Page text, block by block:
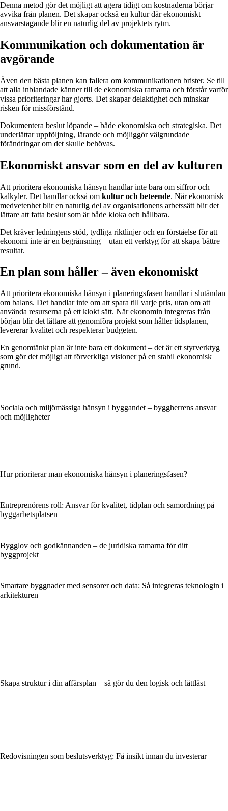
Denna metod gör det möjligt att agera tidigt om kostnaderna börjar
avvika från planen. Det skapar också en kultur där ekonomiskt
ansvarstagande blir en naturlig del av projektets rytm.
Kommunikation och dokumentation är
avgörande
Även den bästa planen kan fallera om kommunikationen brister. Se till
att alla inblandade känner till de ekonomiska ramarna och förstår varför
vissa prioriteringar har gjorts. Det skapar delaktighet och minskar
risken för missförstånd.
Dokumentera beslut löpande – både ekonomiska och strategiska. Det
underlättar uppföljning, lärande och möjliggör välgrundade
förändringar om det skulle behövas.
Ekonomiskt ansvar som en del av kulturen
Att prioritera ekonomiska hänsyn handlar inte bara om siffror och
kalkyler. Det handlar också om kultur och beteende. När ekonomisk
medvetenhet blir en naturlig del av organisationens arbetssätt blir det
lättare att fatta beslut som är både kloka och hållbara.
Det kräver ledningens stöd, tydliga riktlinjer och en förståelse för att
ekonomi inte är en begränsning – utan ett verktyg för att skapa bättre
resultat.
En plan som håller – även ekonomiskt
Att prioritera ekonomiska hänsyn i planeringsfasen handlar i slutändan
om balans. Det handlar inte om att spara till varje pris, utan om att
använda resurserna på ett klokt sätt. När ekonomin integreras från
början blir det lättare att genomföra projekt som håller tidsplanen,
levererar kvalitet och respekterar budgeten.
En genomtänkt plan är inte bara ett dokument – det är ett styrverktyg
som gör det möjligt att förverkliga visioner på en stabil ekonomisk
grund.
Sociala och miljömässiga hänsyn i byggandet – byggherrens ansvar
och möjligheter
Hur prioriterar man ekonomiska hänsyn i planeringsfasen?
Entreprenörens roll: Ansvar för kvalitet, tidplan och samordning på
byggarbetsplatsen
Bygglov och godkännanden – de juridiska ramarna för ditt
byggprojekt
Smartare byggnader med sensorer och data: Så integreras teknologin i
arkitekturen
Skapa struktur i din affärsplan – så gör du den logisk och lättläst
Redovisningen som beslutsverktyg: Få insikt innan du investerar